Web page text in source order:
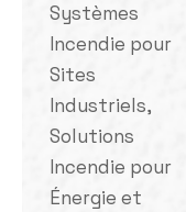
Systèmes
Incendie pour
Sites
Industriels,
Solutions
Incendie pour
Énergie et